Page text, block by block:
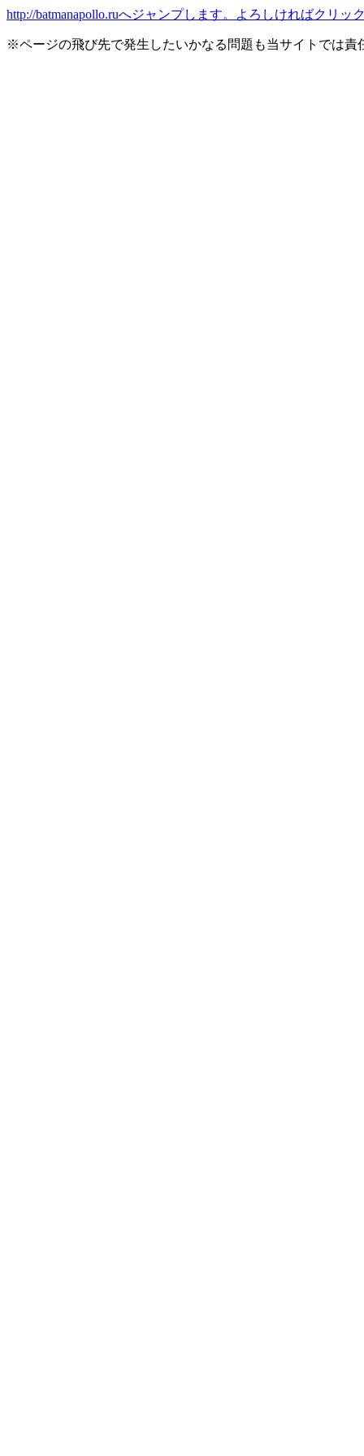
http://batmanapollo.ruへジャンプします。よろしければクリッ
※ページの飛び先で発生したいかなる問題も当サイトでは責